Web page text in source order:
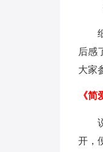
后感
大家
《
开，